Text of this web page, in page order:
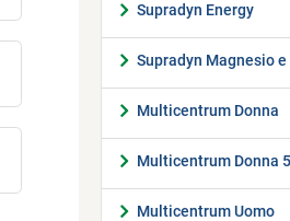
Supradyn Energy
Supradyn Magnesio
Multicentrum Donna
Multicentrum Donna
Multicentrum Uomo